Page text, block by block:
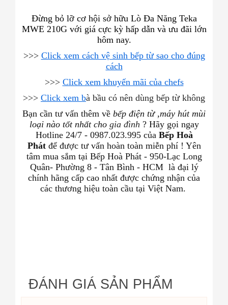
Đừng bỏ lỡ cơ hội sở hữu Lò Đa Năng Teka
MWE 210G với giá cực kỳ hấp dẫn và ưu đãi lớn
hôm nay.
>>> Click xem cách vệ sinh bếp từ sao cho đúng
cách
>>> Click xem khuyến mãi của chefs
>>> Click xem bà bầu có nên dùng bếp từ không
Bạn cần tư vấn thêm về bếp điện từ ,máy hút mùi
loại nào tốt nhất cho gia đình ? Hãy gọi ngay
Hotline 24/7 - 0987.023.995 của Bếp Hoà
Phátđể được tư vấn hoàn toàn miễn phí ! Yên
tâm mua sắm tại Bếp Hoà Phát - 950-Lạc Long
Quân- Phường 8 - Tân Bình - HCMlà đại lý
chính hãng cấp cao nhất được chứng nhận của
các thương hiệu toàn cầu tại Việt Nam.
ĐÁNH GIÁ SẢN PHẨM